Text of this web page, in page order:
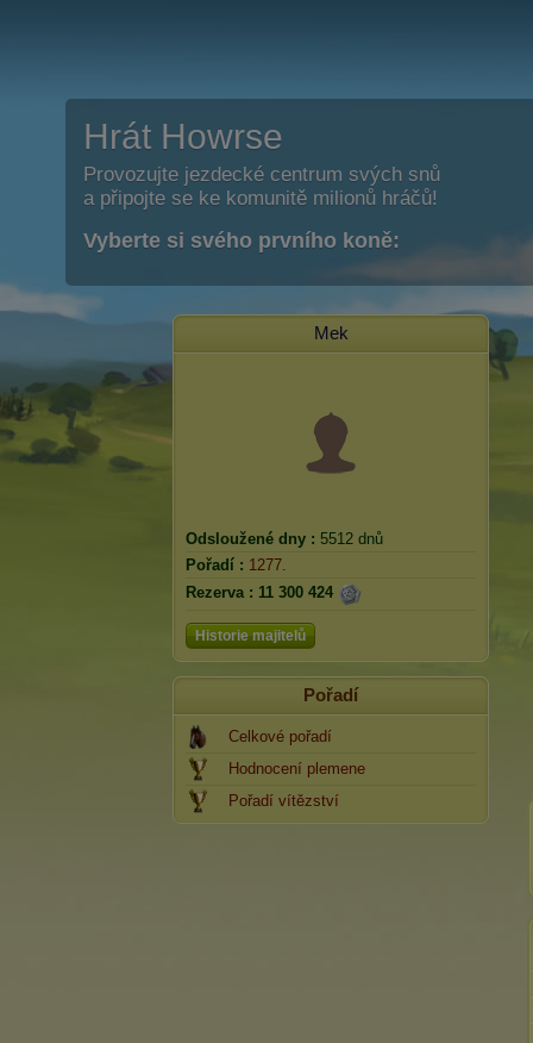
Hrát Howrse
Provozujte jezdecké centrum svých snů
a připojte se ke komunitě milionů hráčů!
Vyberte si svého prvního koně:
Mek
Odsloužené dny : 5512 dnů
Pořadí : 1277.
Rezerva : 11 300 424
Historie majitelů
Pořadí
Celkové pořadí
Hodnocení plemene
Pořadí vítězství